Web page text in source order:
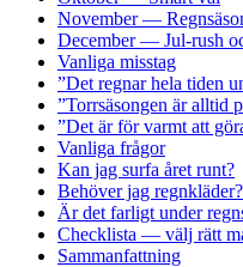
November —
December — Jul-rush
Vanliga misstag
”Det regnar hela tiden
”Torrsäsongen är alltid
”Det är för varmt att
Vanliga frågor
Kan jag surfa året runt?
Behöver jag regnkläder?
Är det farligt under
Checklista — välj rätt
Sammanfattning